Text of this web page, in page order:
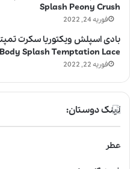
Splash Peony Crush
فوریه 24, 2022
Body Splash Temptation Lace
فوریه 22, 2022
لینک دوستان:
عطر